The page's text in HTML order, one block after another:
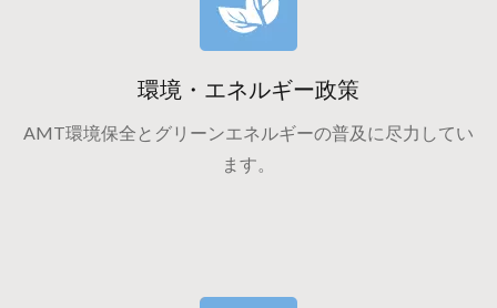
環境・エネルギー政策
AMT環境保全とグリーンエネルギーの普及に尽力してい
ます。